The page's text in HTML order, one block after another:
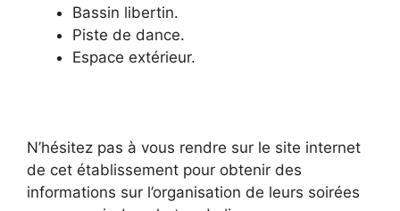
Bassin libertin.
Piste de dance.
Espace extérieur.
N’hésitez pas à vous rendre sur le site internet
de cet établissement pour obtenir des
informations sur l’organisation de leurs soirées